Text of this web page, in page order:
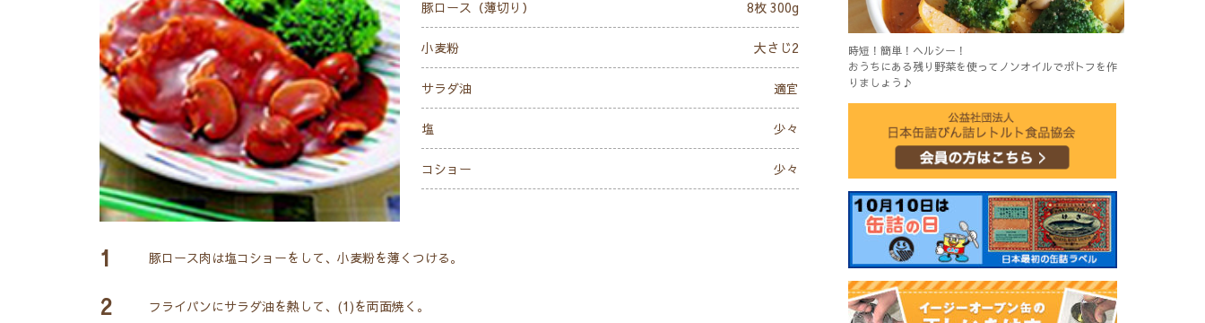
豚ロース（薄切り） 8枚 300g
小麦粉 大さじ2
サラダ油 適宜
塩 少々
コショー 少々
1 豚ロース肉は塩コショーをして、小麦粉を薄くつける。
2 フライパンにサラダ油を熱して、(1)を両面焼く。
時短！簡単！ヘルシー！
おうちにある残り野菜を使ってノンオイルでポトフを作
りましょう♪